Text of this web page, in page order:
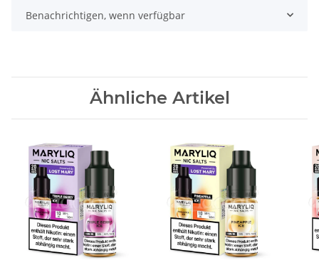
Benachrichtigen, wenn verfügbar
Ähnliche Artikel